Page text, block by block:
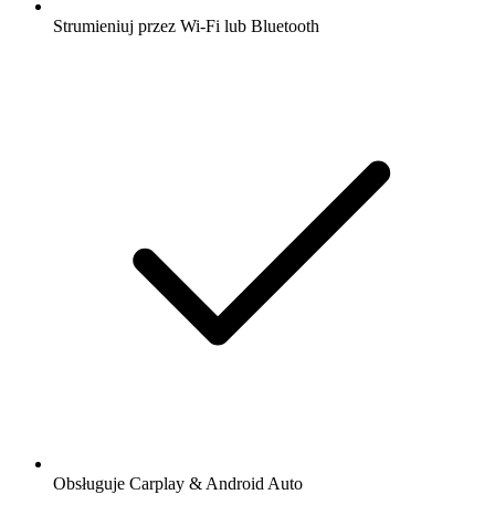
Strumieniuj przez Wi-Fi lub Bluetooth
Obsługuje Carplay & Android Auto